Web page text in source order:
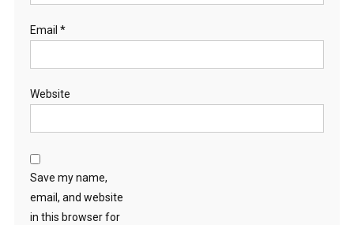
Email *
Website
Save my name,
email, and website
in this browser for